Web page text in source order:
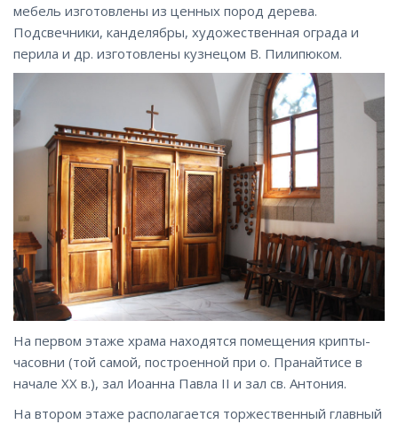
мебель изготовлены из ценных пород дерева.
Подсвечники, канделябры, художественная ограда и
перила и др. изготовлены кузнецом В. Пилипюком.
На первом этаже храма находятся помещения крипты-
часовни (той самой, построенной при о. Пранайтисе в
начале XX в.), зал Иоанна Павла II и зал св. Антония.
На втором этаже располагается торжественный главный